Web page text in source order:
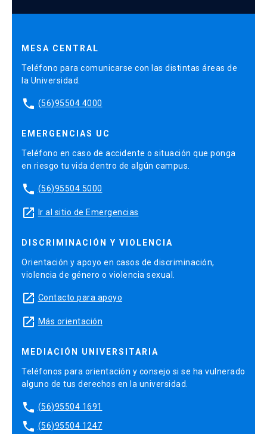
MESA CENTRAL
Teléfono para comunicarse con las distintas áreas de
la Universidad.
phone (56)95504 4000
EMERGENCIAS UC
Teléfono en caso de accidente o situación que ponga
en riesgo tu vida dentro de algún campus.
phone (56)95504 5000
launch Ir al sitio de Emergencias
DISCRIMINACIÓN Y VIOLENCIA
Orientación y apoyo en casos de discriminación,
violencia de género o violencia sexual.
launch Contacto para apoyo
launch Más orientación
MEDIACIÓN UNIVERSITARIA
Teléfonos para orientación y consejo si se ha vulnerado
alguno de tus derechos en la universidad.
phone (56)95504 1691
phone (56)95504 1247